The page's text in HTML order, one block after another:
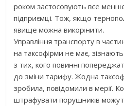
роком застосовують все
підприємці. Тож, якщо
явище можна викорінити.
Управління транспорту в
на таксофірми не має,
з тих, кого повинні
до зміни тарифу. Жодна
зробила, повідомили в мерії.
штрафувати порушників